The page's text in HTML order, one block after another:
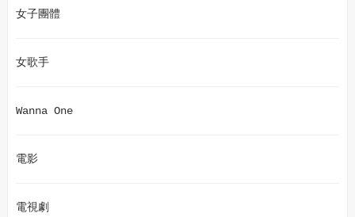
女子團體
女歌手
Wanna One
電影
電視劇